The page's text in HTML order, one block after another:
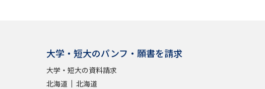
大学・短大のパンフ・願書を請求
大学・短大の資料請求
北海道
北海道